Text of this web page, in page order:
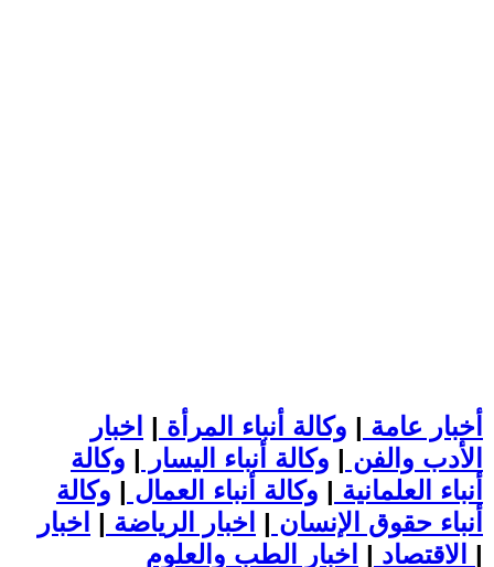
أخبار عامة | وكالة أنباء المرأة | اخبار
الأدب والفن | وكالة أنباء اليسار | وكالة
أنباء العلمانية | وكالة أنباء العمال | وكالة
أنباء حقوق الإنسان | اخبار الرياضة | اخبار
الاقتصاد | |